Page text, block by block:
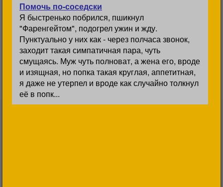
Помочь по-соседски
Я быстренько побрился, пшикнул
"Фаренгейтом", подогрел ужин и жду.
Пунктуально у них как - через полчаса звонок,
заходит такая симпатичная пара, чуть
смущаясь. Муж чуть полноват, а жена его, вроде
и изящная, но попка такая круглая, аппетитная,
я даже не утерпел и вроде как случайно толкнул
её в попк...